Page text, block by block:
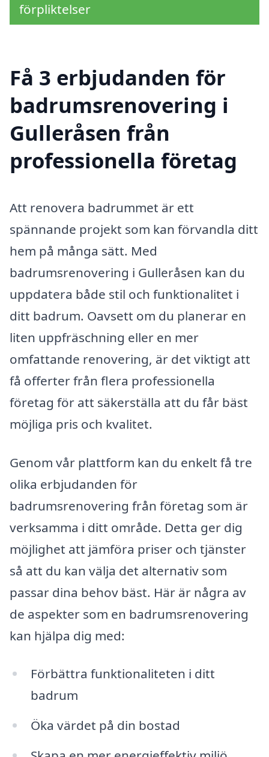
förpliktelser
Få 3 erbjudanden för
badrumsrenovering i
Gulleråsen från
professionella företag
Att renovera badrummet är ett
spännande projekt som kan förvandla ditt
hem på många sätt. Med
badrumsrenovering i Gulleråsen kan du
uppdatera både stil och funktionalitet i
ditt badrum. Oavsett om du planerar en
liten uppfräschning eller en mer
omfattande renovering, är det viktigt att
få offerter från flera professionella
företag för att säkerställa att du får bäst
möjliga pris och kvalitet.
Genom vår plattform kan du enkelt få tre
olika erbjudanden för
badrumsrenovering från företag som är
verksamma i ditt område. Detta ger dig
möjlighet att jämföra priser och tjänster
så att du kan välja det alternativ som
passar dina behov bäst. Här är några av
de aspekter som en badrumsrenovering
kan hjälpa dig med:
Förbättra funktionaliteten i ditt
badrum
Öka värdet på din bostad